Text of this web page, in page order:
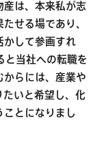
産は、本来私が志
せる場であり、
かして参画すれ
と当社への転職を
からには、産業や
たいと希望し、化
ことになりまし